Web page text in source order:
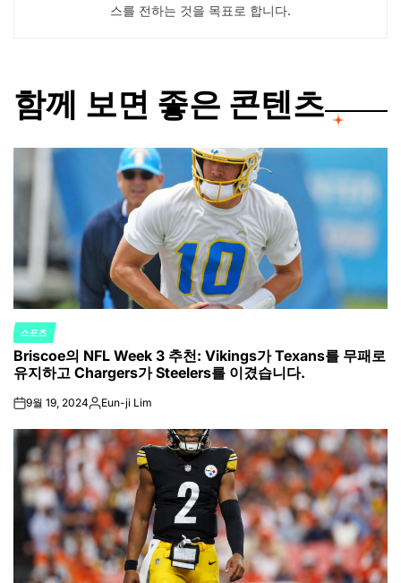
스를 전하는 것을 목표로 합니다.
함께 보면 좋은 콘텐츠
POSTED
IN
스포츠
Briscoe의 NFL Week 3 추천: Vikings가 Texans를 무패로
유지하고 Chargers가 Steelers를 이겼습니다.
on9월 19, 2024Posted
Eun-ji Lim